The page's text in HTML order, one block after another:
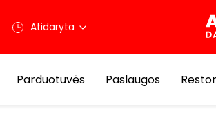
Atidaryta
Parduotuvės Paslaugos